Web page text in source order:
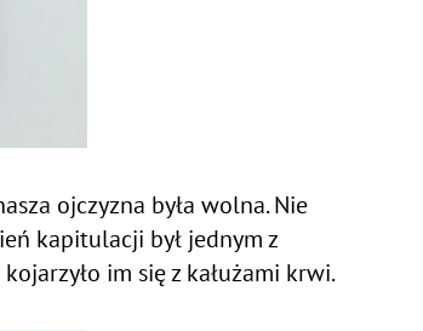
ojczyzna była wolna. Nie
kapitulacji był jednym z
im się z kałużami krwi.